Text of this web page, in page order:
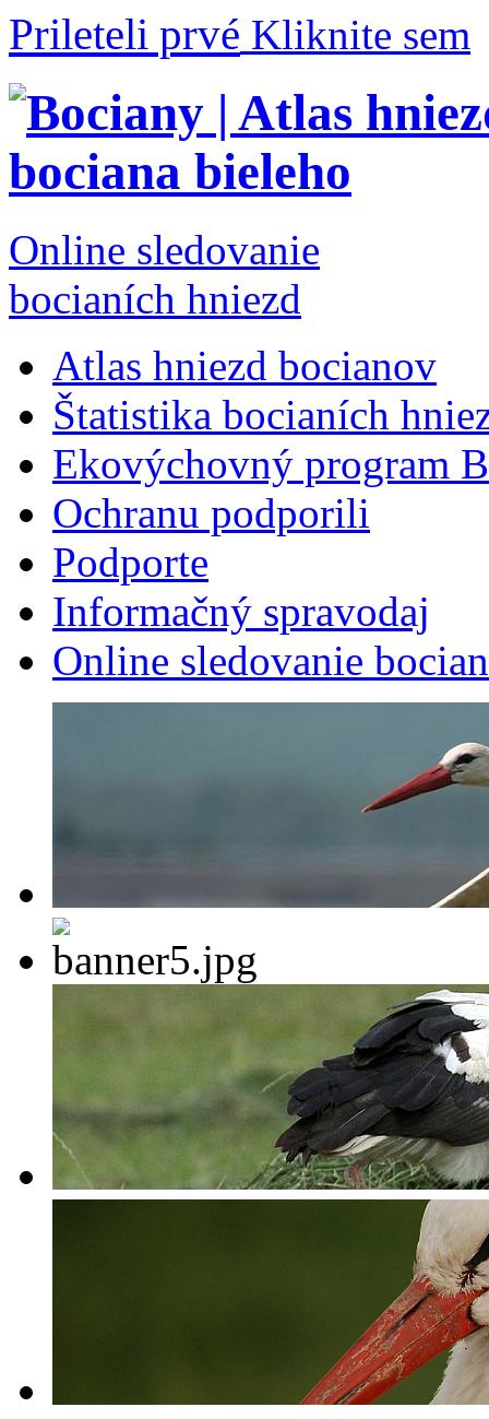
Prileteli prvé Kliknite sem
Online sledovanie
bocianích hniezd
Atlas hniezd bocianov
Štatistika bocianích
Ekovýchovný program
Ochranu podporili
Podporte
Informačný spravodaj
Online sledovanie